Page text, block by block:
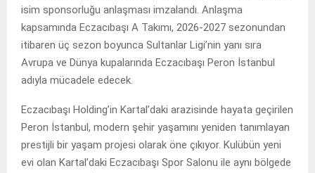
isim sponsorluğu anlaşması imzalandı. Anlaşma
kapsamında Eczacıbaşı A Takımı, 2026-2027 sezonundan
itibaren üç sezon boyunca Sultanlar Ligi’nin yanı sıra
Avrupa ve Dünya kupalarında Eczacıbaşı Peron İstanbul
adıyla mücadele edecek.
Eczacıbaşı Holding’in Kartal’daki arazisinde hayata geçirilen
Peron İstanbul, modern şehir yaşamını yeniden tanımlayan
prestijli bir yaşam projesi olarak öne çıkıyor. Kulübün yeni
evi olan Kartal’daki Eczacıbaşı Spor Salonu ile aynı bölgede